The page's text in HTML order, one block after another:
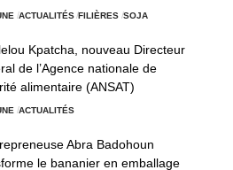
ACTUALITÉS FILIÈRES SOJA
Kpatcha, nouveau Directeur
de l’Agence nationale de
alimentaire (ANSAT)
ACTUALITÉS
Abra Badohoun
le bananier en emballage